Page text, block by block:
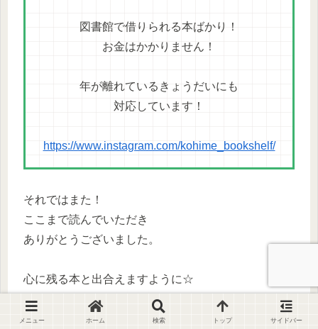
図書館で借りられる本ばかり！
お金はかかりません！
年が離れているきょうだいにも
対応しています！
https://www.instagram.com/kohime_bookshelf/
それではまた！
ここまで読んでいただき
ありがとうございました。
心に残る本と出合えますように☆
メニュー ホーム 検索 トップ サイドバー